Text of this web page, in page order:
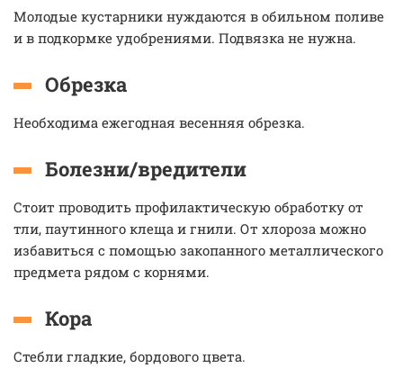
Молодые кустарники нуждаются в обильном поливе
и в подкормке удобрениями. Подвязка не нужна.
Обрезка
Необходима ежегодная весенняя обрезка.
Болезни/вредители
Стоит проводить профилактическую обработку от
тли, паутинного клеща и гнили. От хлороза можно
избавиться с помощью закопанного металлического
предмета рядом с корнями.
Кора
Стебли гладкие, бордового цвета.